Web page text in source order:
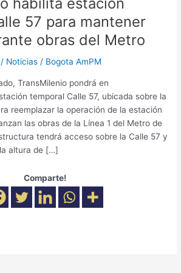
57 para mantener
obras del Metro
/ Noticias / Bogota AmPM
TransMilenio pondrá en
temporal Calle 57, ubicada sobre la
reemplazar la operación de la estación
las obras de la Línea 1 del Metro de
tendrá acceso sobre la Calle 57 y
altura de […]
Comparte!